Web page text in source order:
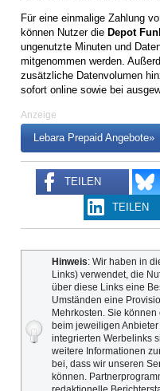
Für eine einmalige Zahlung
können Nutzer die Depot
ungenutzte Minuten und
mitgenommen werden.
zusätzliche Datenvolumen
sofort online sowie bei
Anzeige
Lebara Prepaid Angebote»
TEILEN
TEILEN
Hinweis: Wir haben in
Links) verwendet, die
über diese Links eine
Umständen eine
Mehrkosten. Sie
beim jeweiligen
integrierten Werbelinks
weitere Informationen
bei, dass wir unseren
können.
redaktionelle